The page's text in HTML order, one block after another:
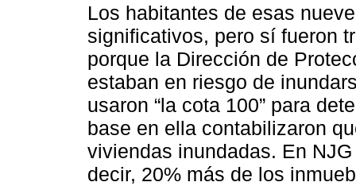
Los habitantes de esas
significativos, pero sí fueron
porque la Dirección de
estaban en riesgo de
usaron “la cota 100” para
base en ella contabilizaron
viviendas inundadas. En
decir, 20% más de los